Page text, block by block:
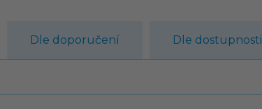
Dle doporučení Dle dostupnosti